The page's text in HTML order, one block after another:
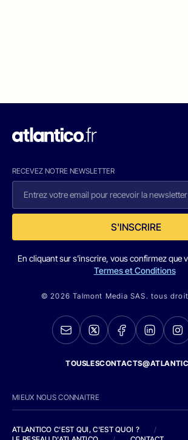
RECEVEZ NOTRE NEWSLETTER
S'INSCRIRE
En cliquant sur s'inscrire, vous confirmez que
Termes et Conditions
© 2026 Talmont Media SAS. tous
MIEUX NOUS CONNAITRE
ATLANTICO C'EST QUI, C'EST QUOI ?
/